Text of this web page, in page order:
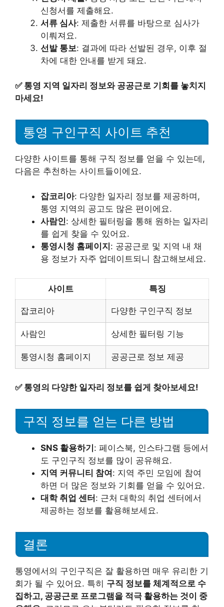
신청서를 제출해요.
서류 심사: 제출한 서류를 바탕으로 심사가
이뤄져요.
선발 통보: 결과에 따라 선발된 경우, 이후 절
차에 대한 안내를 받게 돼요.
✅ 통영 지역 일자리 정보와 공공근로 기회를 놓치지
마세요!
통영 구인구직 사이트 추천
다양한 사이트를 통해 구직 정보를 얻을 수 있는데,
다음은 추천하는 사이트들이에요.
잡코리아: 다양한 일자리 정보를 제공하며,
통영 지역의 공고도 많은 편이에요.
사람인: 상세한 필터링을 통해 원하는 일자리
를 쉽게 찾을 수 있어요.
통영시청 홈페이지 : 공공근로 및 지역 내 채
용 정보가 자주 업데이트되니 참고해보세요.
사이트 특징
잡코리아 다양한 구인구직 정보
사람인 상세한 필터링 기능
통영시청 홈페이지 공공근로 정보 제공
✅ 통영의 다양한 일자리 정보를 쉽게 찾아보세요!
구직 정보를 얻는 다른 방법
SNS 활용하기 : 페이스북, 인스타그램 등에서
도 구인구직 정보를 많이 공유해요.
지역 커뮤니티 참여 : 지역 주민 모임에 참여
하면 더 많은 정보와 기회를 얻을 수 있어요.
대학 취업 센터 : 근처 대학의 취업 센터에서
제공하는 정보를 활용해보세요.
결론
통영에서의 구인구직은 잘 활용하면 매우 유리한 기
회가 될 수 있어요. 특히 구직 정보를 체계적으로 수
집하고, 공공근로 프로그램을 적극 활용하는 것이 중